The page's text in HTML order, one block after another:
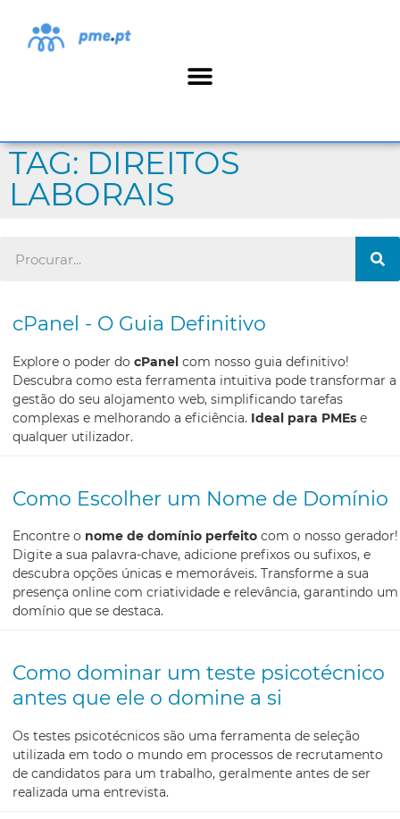
TAG: DIREITOS
LABORAIS
cPanel - O Guia Definitivo
Explore o poder do cPanel com nosso guia definitivo!
Descubra como esta ferramenta intuitiva pode transformar a
gestão do seu alojamento web, simplificando tarefas
complexas e melhorando a eficiência. Ideal para PMEs e
qualquer utilizador.
Como Escolher um Nome de Domínio
Encontre o nome de domínio perfeito com o nosso gerador!
Digite a sua palavra-chave, adicione prefixos ou sufixos, e
descubra opções únicas e memoráveis. Transforme a sua
presença online com criatividade e relevância, garantindo um
domínio que se destaca.
Como dominar um teste psicotécnico
antes que ele o domine a si
Os testes psicotécnicos são uma ferramenta de seleção
utilizada em todo o mundo em processos de recrutamento
de candidatos para um trabalho, geralmente antes de ser
realizada uma entrevista.